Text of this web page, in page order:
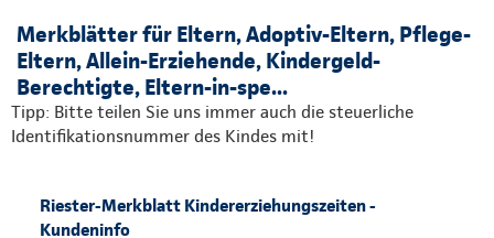
Merkblätter für Eltern, Adoptiv-Eltern, Pflege-
Eltern, Allein-Erziehende, Kindergeld-
Berechtigte, Eltern-in-spe...
Tipp: Bitte teilen Sie uns immer auch die steuerliche
Identifikationsnummer des Kindes mit!
Riester-Merkblatt Kindererziehungszeiten -
Kundeninfo